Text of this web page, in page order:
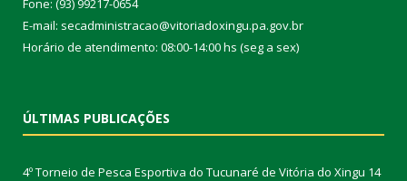
Fone: (93) 99217-0654
E-mail: secadministracao@vitoriadoxingu.pa.gov.br
Horário de atendimento: 08:00-14:00 hs (seg a sex)
ÚLTIMAS PUBLICAÇÕES
4º Torneio de Pesca Esportiva do Tucunaré de Vitória do Xingu 14